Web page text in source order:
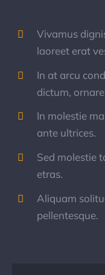
Vivamus
laoreet erat
In at arcu
dictum,
In molestie
ante ultrices.
Sed molestie
etras.
Aliquam
pellentesque.